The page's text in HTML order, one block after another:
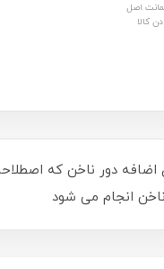
اصل
کالا
دور ناخن که
انجام می شود